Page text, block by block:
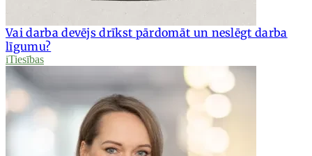
Vai darba devējs drīkst pārdomāt un neslēgt darba
līgumu?
iTiesības